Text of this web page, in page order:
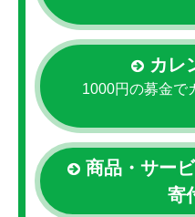
カレ
1000円の募金で
商品・サー
寄